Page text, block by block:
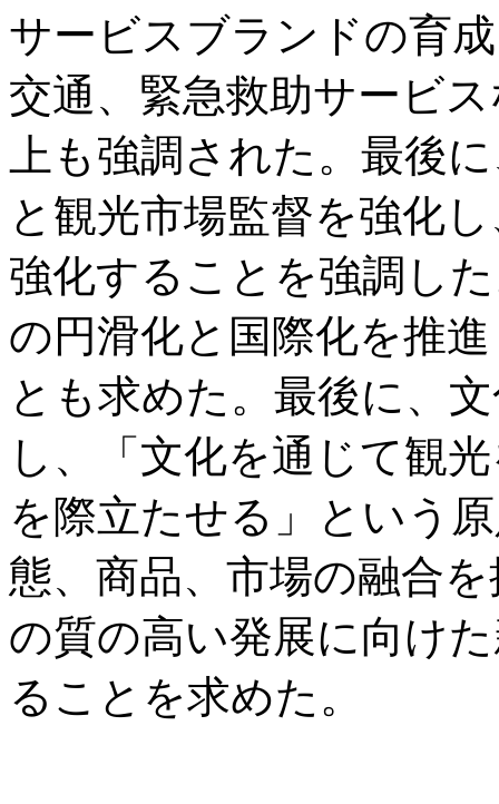
サービスブランドの育
交通、緊急救助サービ
上も強調された。最後
と観光市場監督を強化
強化することを強調し
の円滑化と国際化を推
とも求めた。最後に、
し、「文化を通じて観
を際立たせる」という
態、商品、市場の融合
の質の高い発展に向け
ることを求めた。